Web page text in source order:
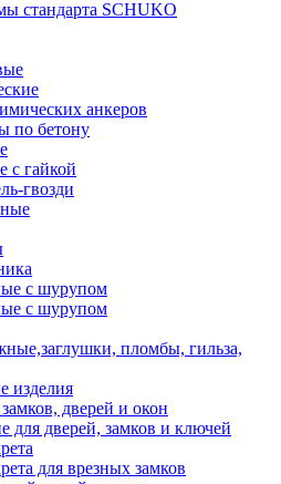
стандарта SCHUKO
анкеров
по бетону
с гайкой
гвозди
с шурупом
с шурупом
пломбы, гильза,
изделия
дверей и окон
для дверей, замков и ключей
для врезных замков